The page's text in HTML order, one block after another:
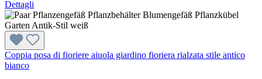
Dettagli
Coppia posa di fioriere aiuola giardino fioriera rialzata stile antico
bianco